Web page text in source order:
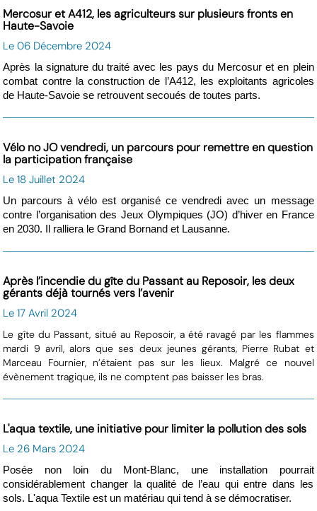
Mercosur et A412, les agriculteurs sur plusieurs fronts en
Haute-Savoie
Le 06 Décembre 2024
Après la signature du traité avec les pays du Mercosur et en plein
combat contre la construction de l’A412, les exploitants agricoles
de Haute-Savoie se retrouvent secoués de toutes parts.
Vélo no JO vendredi, un parcours pour remettre en question
la participation française
Le 18 Juillet 2024
Un parcours à vélo est organisé ce vendredi avec un message
contre l’organisation des Jeux Olympiques (JO) d’hiver en France
en 2030. Il ralliera le Grand Bornand et Lausanne.
Après l’incendie du gîte du Passant au Reposoir, les deux
gérants déjà tournés vers l’avenir
Le 17 Avril 2024
Le gîte du Passant, situé au Reposoir, a été ravagé par les flammes
mardi 9 avril, alors que ses deux jeunes gérants, Pierre Rubat et
Marceau Fournier, n’étaient pas sur les lieux. Malgré ce nouvel
évènement tragique, ils ne comptent pas baisser les bras.
L'aqua textile, une initiative pour limiter la pollution des sols
Le 26 Mars 2024
Posée non loin du Mont-Blanc, une installation pourrait
considérablement changer la qualité de l’eau qui entre dans les
sols. L'aqua Textile est un matériau qui tend à se démocratiser.